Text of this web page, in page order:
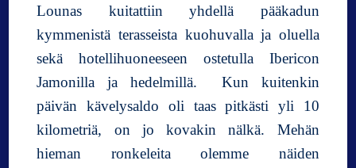
Lounas kuitattiin yhdellä pääkadun
kymmenistä terasseista kuohuvalla ja oluella
sekä hotellihuoneeseen ostetulla Ibericon
Jamonilla ja hedelmillä. Kun kuitenkin
päivän kävelysaldo oli taas pitkästi yli 10
kilometriä, on jo kovakin nälkä. Mehän
hieman ronkeleita olemme näiden